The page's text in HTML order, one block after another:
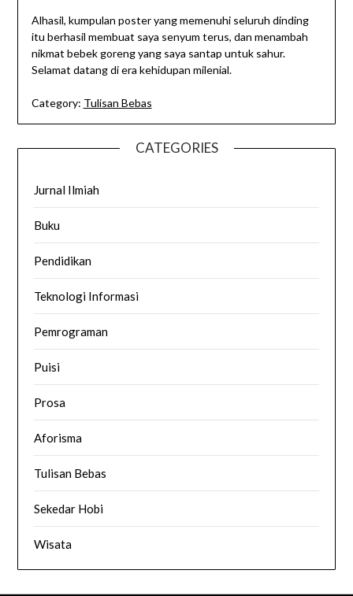
Alhasil, kumpulan poster yang memenuhi seluruh dinding
itu berhasil membuat saya senyum terus, dan menambah
nikmat bebek goreng yang saya santap untuk sahur.
Selamat datang di era kehidupan milenial.
Category: Tulisan Bebas
CATEGORIES
Jurnal Ilmiah
Buku
Pendidikan
Teknologi Informasi
Pemrograman
Puisi
Prosa
Aforisma
Tulisan Bebas
Sekedar Hobi
Wisata